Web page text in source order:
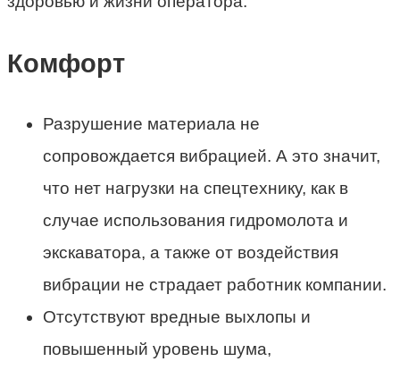
Комфорт
Разрушение материала не
сопровождается вибрацией. А это значит,
что нет нагрузки на спецтехнику, как в
случае использования гидромолота и
экскаватора, а также от воздействия
вибрации не страдает работник компании.
Отсутствуют вредные выхлопы и
повышенный уровень шума,